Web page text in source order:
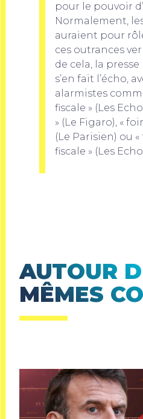
pour le pouvoir
Normalement,
auraient pour
ces outrances
de cela, la
s’en fait l’écho,
alarmistes
fiscale » (Les
» (Le Figaro), «
(Le Parisien) ou
fiscale » (Les
AUTOUR
MÊMES